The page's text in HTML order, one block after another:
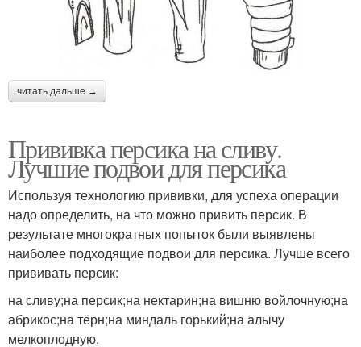
читать дальше →
Прививка персика на сливу.
Лучшие подвои для персика
Используя технологию прививки, для успеха операции
надо определить, на что можно привить персик. В
результате многократных попыток были выявлены
наиболее подходящие подвои для персика. Лучше всего
прививать персик:
на сливу;на персик;на нектарин;на вишню войлочную;на
абрикос;на тёрн;на миндаль горький;на алычу
мелкоплодную.